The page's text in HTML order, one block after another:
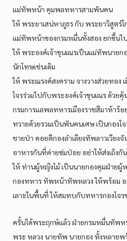
แม่ทัพหน้า คุมพลทหารสามพันคน
ให้ พระยาเสน่หาภูธร กับ พระยาวิสูต
แม่ทัพหน้าของกรมหมื่นทั้งสอง ยกขึ้นไ
ให้ พระองค์เจ้าขุนเณรเป็นแม่ทัพนายก
นักโทษเช่นเดิม
ให้ พระณรงค์สงคราม จางวางส่วยทอง
โจรร่วมไปกับพระองค์เจ้าขุนเณร ด้วย
กรมการแลพลทหารเมืองราชสีมาห้าร้
ทวายด้วยรวมเป็นพันคนเศษ เป็นกองโ
ชายป่า คอยตีกองลำเลียงทัพลาวเวียงจั
อาหารกันที่ค่ายซ่มป่อย อย่าให้ส่งเถิงกั
ให้ ท่านผู้หญิงโม้ เป็นนายกองคุมฝ่ายผู้
กองทหาร ทัพหน้าทัพหลวง ให้พร้อม อ
เลาะในพื้นที่ ให้สมทบกับทหารกองโจร
ครั้นได้พระฤกษ์แล้ว ฝ่ายกรมหมื่นทัพห
พระ หลวง นายทัพ นายกอง ทั้งหลายพ